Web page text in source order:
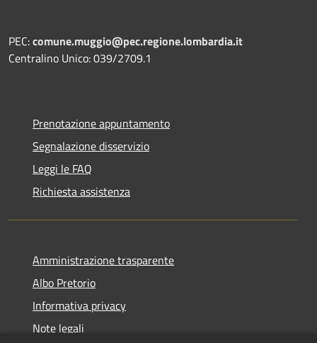
PEC:comune.muggio@pec.regione.lombardia.it
Centralino Unico: 039/2709.1
Prenotazione appuntamento
Segnalazione disservizio
Leggi le FAQ
Richiesta assistenza
Amministrazione trasparente
Albo Pretorio
Informativa privacy
Note legali